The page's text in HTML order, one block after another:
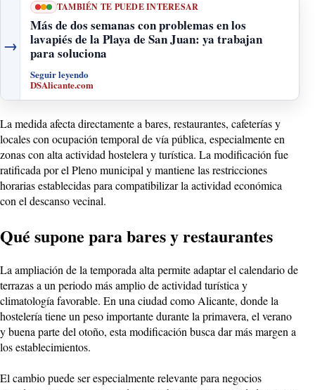
→
TAMBIÉN TE PUEDE INTERESAR
Más de dos semanas con problemas en los
lavapiés de la Playa de San Juan: ya trabajan
para soluciona
Seguir leyendo
DSAlicante.com
La medida afecta directamente a bares, restaurantes, cafeterías y
locales con ocupación temporal de vía pública, especialmente en
zonas con alta actividad hostelera y turística. La modificación fue
ratificada por el Pleno municipal y mantiene las restricciones
horarias establecidas para compatibilizar la actividad económica
con el descanso vecinal.
Qué supone para bares y restaurantes
La ampliación de la temporada alta permite adaptar el calendario de
terrazas a un periodo más amplio de actividad turística y
climatología favorable. En una ciudad como Alicante, donde la
hostelería tiene un peso importante durante la primavera, el verano
y buena parte del otoño, esta modificación busca dar más margen a
los establecimientos.
El cambio puede ser especialmente relevante para negocios